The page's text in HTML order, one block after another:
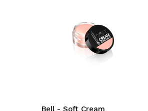
Bell - Soft Cream